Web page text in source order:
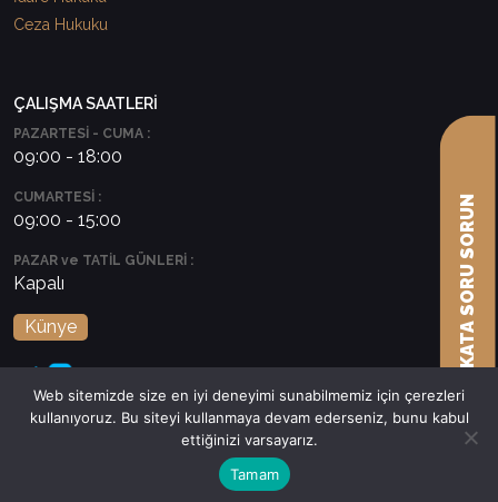
Ceza Hukuku
ÇALIŞMA SAATLERİ
PAZARTESİ - CUMA :
09:00 - 18:00
CUMARTESİ :
09:00 - 15:00
PAZAR ve TATİL GÜNLERİ :
Kapalı
Künye
Web sitemizde size en iyi deneyimi sunabilmemiz için çerezleri
kullanıyoruz. Bu siteyi kullanmaya devam ederseniz, bunu kabul
ettiğinizi varsayarız.
Tamam
AVUKATA SORU SORUN